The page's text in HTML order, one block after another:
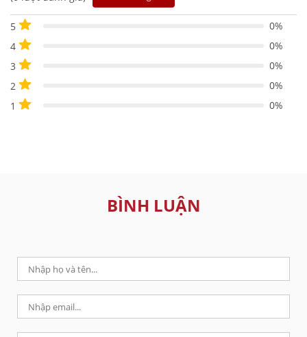
5
0%
4
0%
3
0%
2
0%
1
0%
BÌNH LUẬN